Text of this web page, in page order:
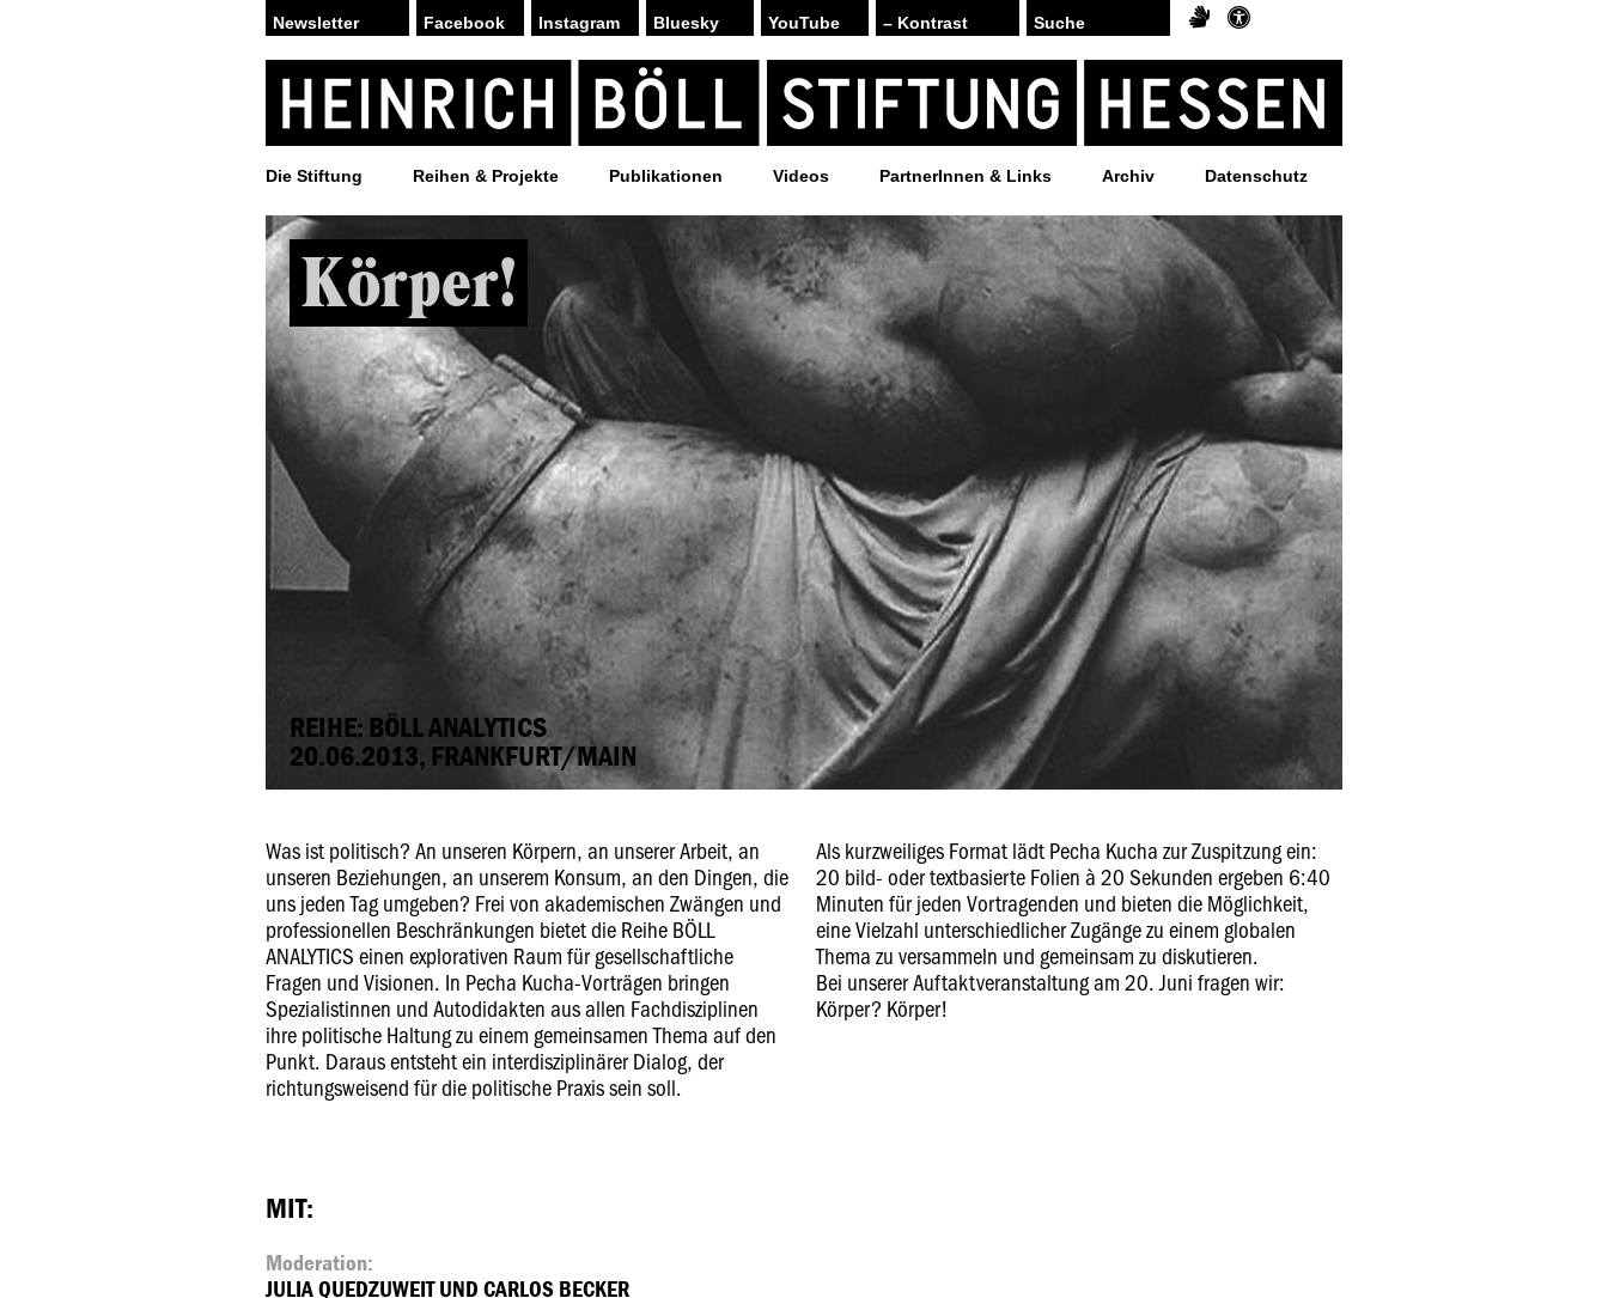
Facebook Instagram Bluesky YouTube – Kontrast
Die Stiftung Reihen & Projekte Publikationen Videos PartnerInnen & Links Archiv Datenschutz
Körper!
REIHE: BÖLL ANALYTICS
20.06.2013, FRANKFURT/MAIN
Was ist politisch? An unseren Körpern, an unserer Arbeit, an
unseren Beziehungen, an unserem Konsum, an den Dingen, die
uns jeden Tag umgeben? Frei von akademischen Zwängen und
professionellen Beschränkungen bietet die Reihe BÖLL
ANALYTICS einen explorativen Raum für gesellschaftliche
Fragen und Visionen. In Pecha Kucha-Vorträgen bringen
Spezialistinnen und Autodidakten aus allen Fachdisziplinen
ihre politische Haltung zu einem gemeinsamen Thema auf den
Punkt. Daraus entsteht ein interdisziplinärer Dialog, der
richtungsweisend für die politische Praxis sein soll.
Als kurzweiliges Format lädt Pecha Kucha zur Zuspitzung ein:
20 bild- oder textbasierte Folien à 20 Sekunden ergeben 6:40
Minuten für jeden Vortragenden und bieten die Möglichkeit,
eine Vielzahl unterschiedlicher Zugänge zu einem globalen
Thema zu versammeln und gemeinsam zu diskutieren.
Bei unserer Auftaktveranstaltung am 20. Juni fragen wir:
Körper? Körper!
MIT:
Moderation:
JULIA QUEDZUWEIT UND CARLOS BECKER